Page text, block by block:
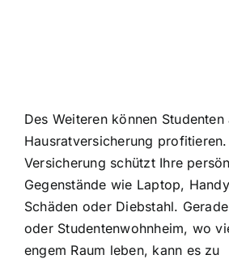
Des Weiteren können
Hausratversicherung
Versicherung schützt Ihre
Gegenstände wie Laptop,
Schäden oder Diebstahl.
oder Studentenwohnheim, wo
engem Raum leben, kann es zu